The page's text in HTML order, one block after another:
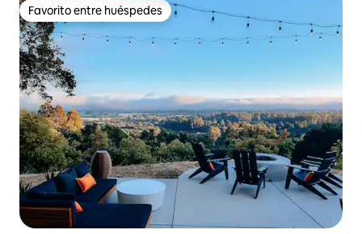
Favorito entre huéspedes
Favorito entre huéspedes